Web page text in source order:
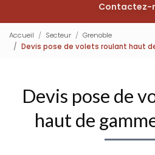
Contactez-
Accueil Secteur
Grenoble
Devis pose de volets roulant haut
Devis pose de
haut de